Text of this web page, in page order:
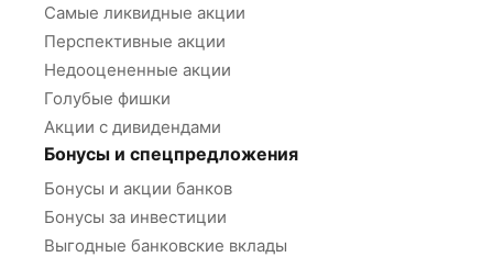
Самые ликвидные акции
Перспективные акции
Недооцененные акции
Голубые фишки
Акции с дивидендами
Бонусы и спецпредложения
Бонусы и акции банков
Бонусы за инвестиции
Выгодные банковские вклады